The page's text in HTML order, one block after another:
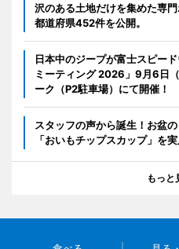
沢のある土地だけを集めた専
都道府県452件を公開。
日本中のジープが富士スピー
ミーティング 2026」9月6日
ーク（P2駐車場）にて開催！
スタッフの声から誕生！お盆
「おいもチップスカップ」を
もっと